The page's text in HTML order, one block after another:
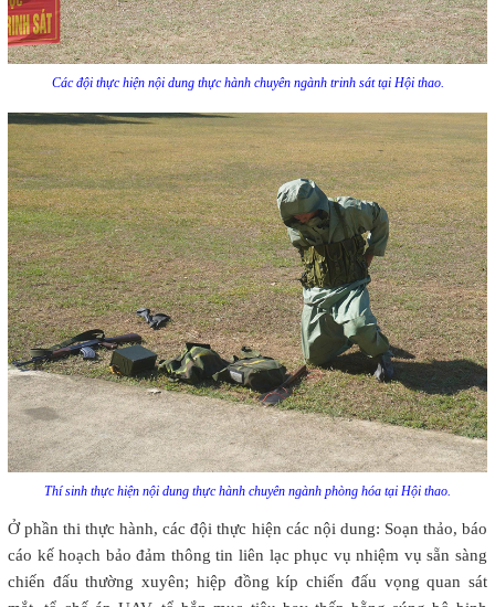
Các đội thực hiện nội dung thực hành chuyên ngành trinh sát tại Hội thao.
Thí sinh thực hiện nội dung thực hành chuyên ngành phòng hóa tại Hội thao.
Ở phần thi thực hành, các đội thực hiện các nội dung: Soạn thảo, báo
cáo kế hoạch bảo đảm thông tin liên lạc phục vụ nhiệm vụ sẵn sàng
chiến đấu thường xuyên; hiệp đồng kíp chiến đấu vọng quan sát